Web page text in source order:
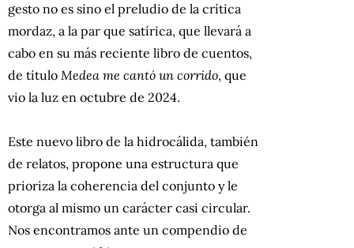
gesto no es sino el preludio de la crítica
mordaz, a la par que satírica, que llevará a
cabo en su más reciente libro de cuentos,
de título Medea me cantó un corrido, que
vio la luz en octubre de 2024.
Este nuevo libro de la hidrocálida, también
de relatos, propone una estructura que
prioriza la coherencia del conjunto y le
otorga al mismo un carácter casi circular.
Nos encontramos ante un compendio de